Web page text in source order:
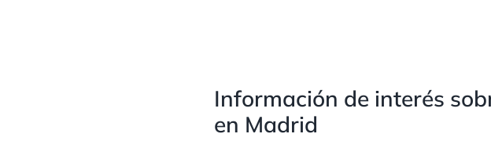
Información de interés
en Madrid